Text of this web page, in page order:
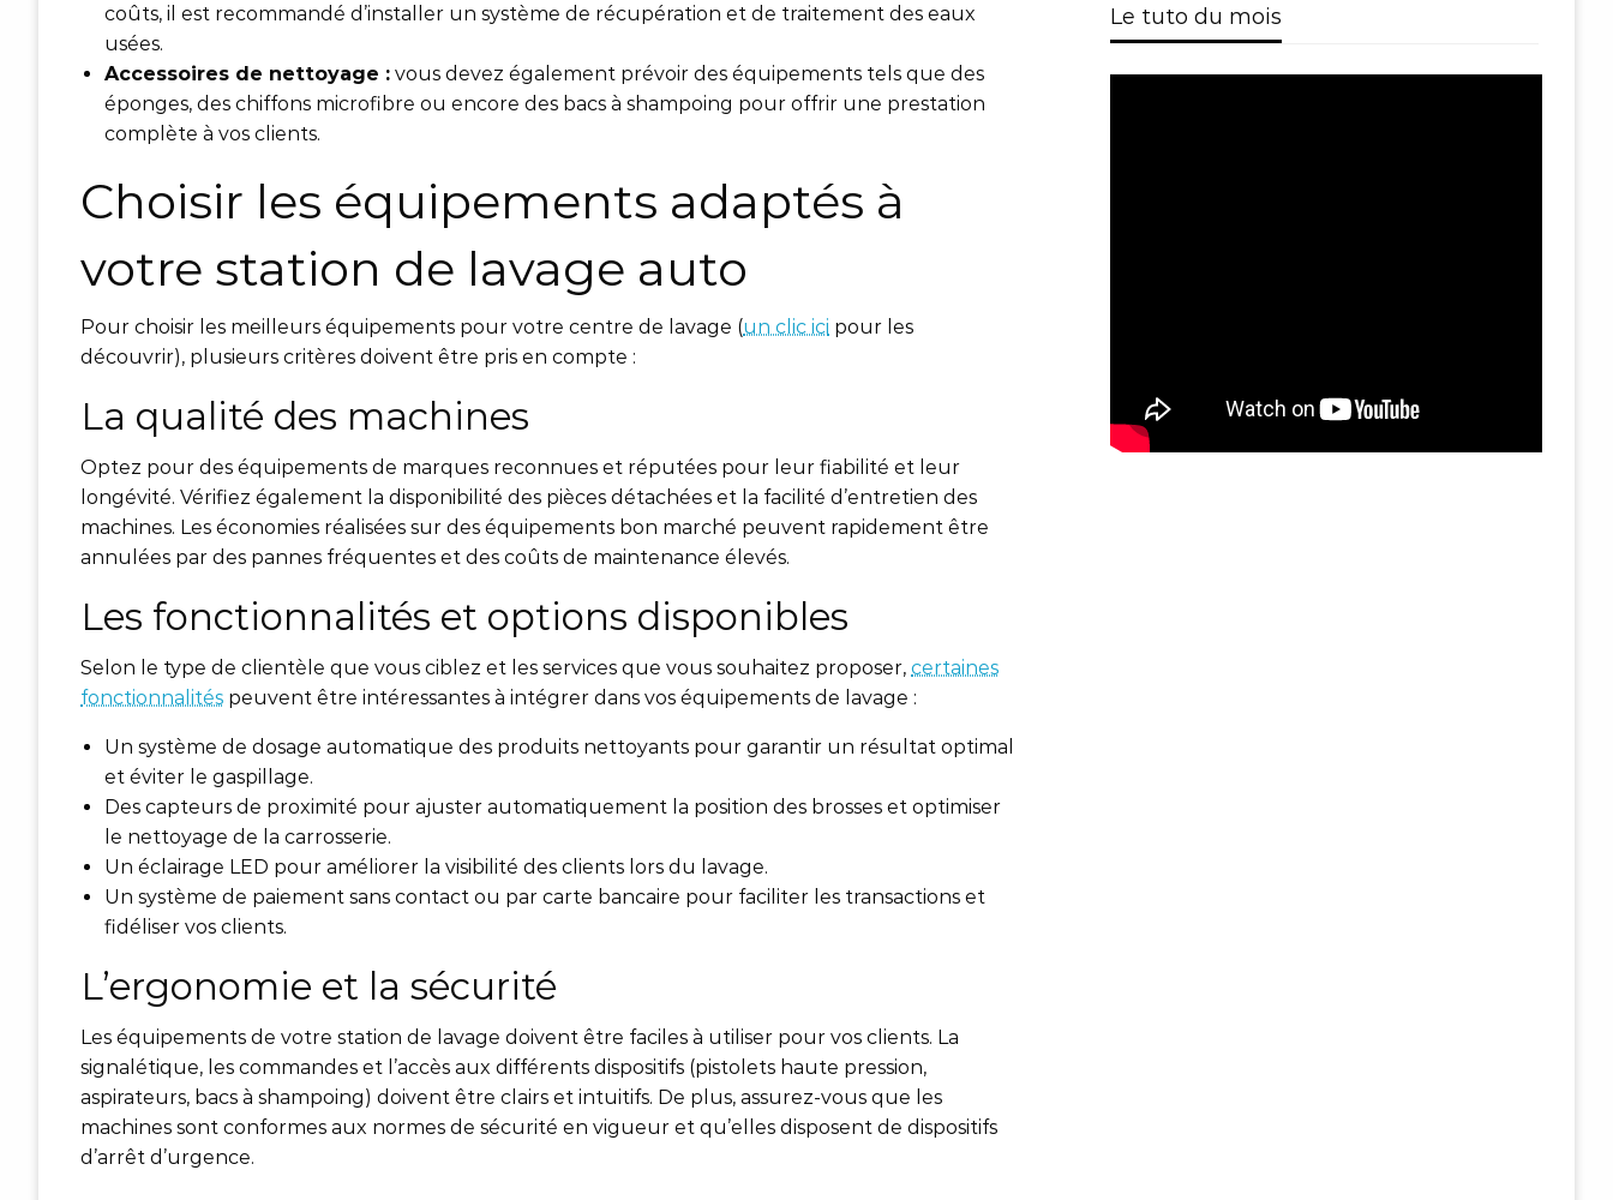
coûts, il est recommandé d’installer un système de récupération et de traitement des eaux
usées.
Accessoires de nettoyage : vous devez également prévoir des équipements tels que des
éponges, des chiffons microfibre ou encore des bacs à shampoing pour offrir une prestation
complète à vos clients.
Choisir les équipements adaptés à
votre station de lavage auto
Pour choisir les meilleurs équipements pour votre centre de lavage (un clic ici pour les
découvrir), plusieurs critères doivent être pris en compte :
La qualité des machines
Optez pour des équipements de marques reconnues et réputées pour leur fiabilité et leur
longévité. Vérifiez également la disponibilité des pièces détachées et la facilité d’entretien des
machines. Les économies réalisées sur des équipements bon marché peuvent rapidement être
annulées par des pannes fréquentes et des coûts de maintenance élevés.
Les fonctionnalités et options disponibles
Selon le type de clientèle que vous ciblez et les services que vous souhaitez proposer, certaines
fonctionnalités peuvent être intéressantes à intégrer dans vos équipements de lavage :
Un système de dosage automatique des produits nettoyants pour garantir un résultat optimal
et éviter le gaspillage.
Des capteurs de proximité pour ajuster automatiquement la position des brosses et optimiser
le nettoyage de la carrosserie.
Un éclairage LED pour améliorer la visibilité des clients lors du lavage.
Un système de paiement sans contact ou par carte bancaire pour faciliter les transactions et
fidéliser vos clients.
L’ergonomie et la sécurité
Les équipements de votre station de lavage doivent être faciles à utiliser pour vos clients. La
signalétique, les commandes et l’accès aux différents dispositifs (pistolets haute pression,
aspirateurs, bacs à shampoing) doivent être clairs et intuitifs. De plus, assurez-vous que les
machines sont conformes aux normes de sécurité en vigueur et qu’elles disposent de dispositifs
d’arrêt d’urgence.
Le tuto du mois